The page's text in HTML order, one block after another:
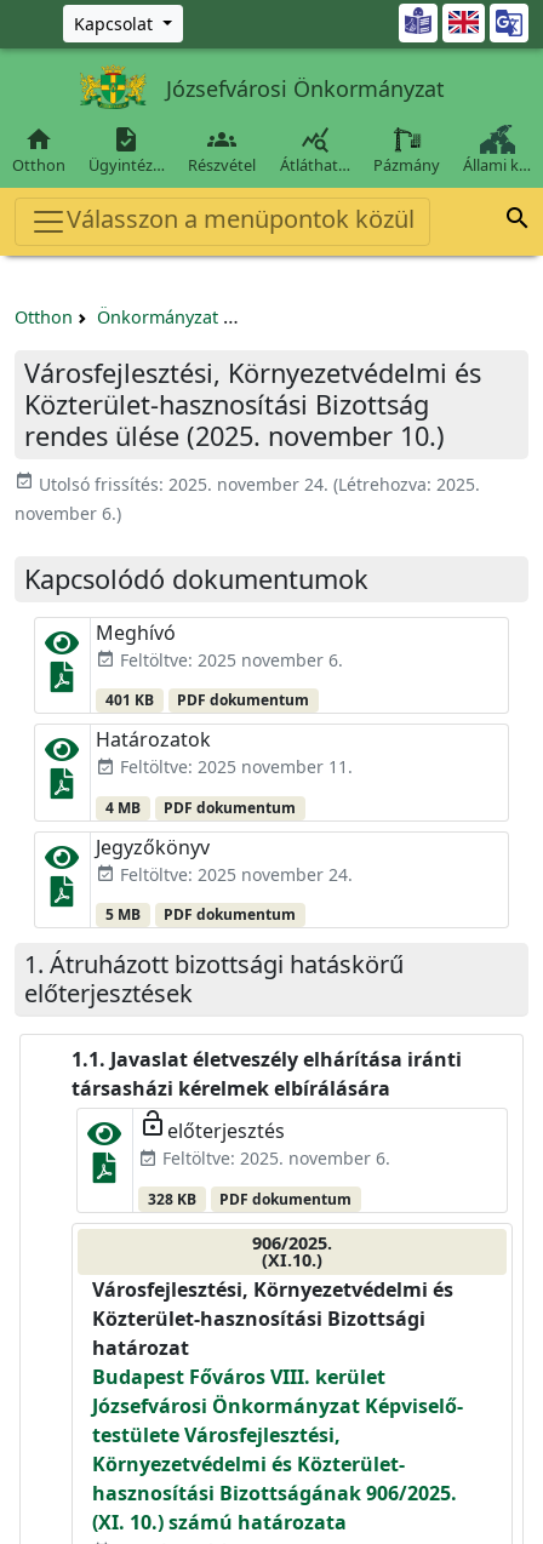
Ugrás a fő tartalomra
Kapcsolat 
Józsefvárosi Önkormányzat

Otthon

Ügyintéz…

Részvétel

Átláthat… Pázmány Állami k…
Válasszon a menüpontok közül 
Otthon Önkormányzat
Városfejlesztési, Környezetvédelmi és
Közterület-hasznosítási Bizottság
rendes ülése (2025. november 10.)
event_available Utolsó frissítés: 2025. november 24. (Létrehozva: 2025.
november 6.)
Kapcsolódó dokumentumok
Meghívó
event_available Feltöltve: 2025 november 6.
401 KB PDF dokumentum
Határozatok
event_available Feltöltve: 2025 november 11.
4 MB PDF dokumentum
Jegyzőkönyv
event_available Feltöltve: 2025 november 24.
5 MB PDF dokumentum
Átruházott bizottsági hatáskörű
előterjesztések
Javaslat életveszély elhárítása iránti
társasházi kérelmek elbírálására
lock_open előterjesztés
event_available Feltöltve: 2025. november 6.
328 KB PDF dokumentum
906/2025.
(XI.10.)
Városfejlesztési, Környezetvédelmi és
Közterület-hasznosítási Bizottsági
határozat
Budapest Főváros VIII. kerület
Józsefvárosi Önkormányzat Képviselő-
testülete Városfejlesztési,
Környezetvédelmi és Közterület-
hasznosítási Bizottságának 906/2025.
(XI. 10.) számú határozata